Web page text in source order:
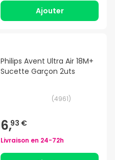
Ajouter
Philips Avent Ultra Air 18M+
Sucette Garçon 2uts
(4961)
6,93 €
Livraison en 24-72h